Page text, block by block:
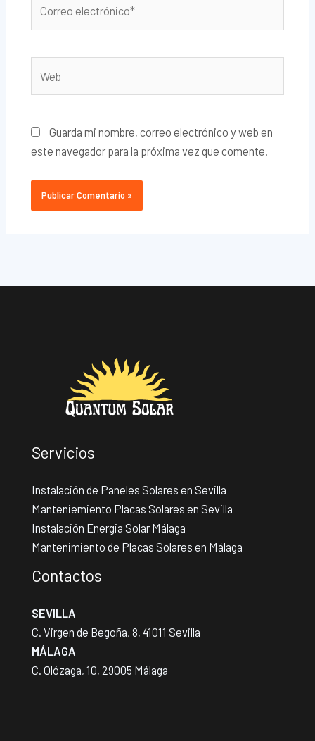
electrónico*
Guarda mi nombre, correo electrónico y web en
este navegador para la próxima vez que comente.
Servicios
Instalación de Paneles Solares en Sevilla
Manteniemiento Placas Solares en Sevilla
Instalación Energia Solar Málaga
Mantenimiento de Placas Solares en Málaga
Contactos
SEVILLA
C. Virgen de Begoña, 8, 41011 Sevilla
MÁLAGA
C. Olózaga, 10, 29005 Málaga